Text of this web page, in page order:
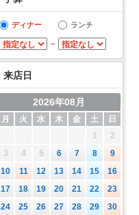
ディナー ランチ
～
来店日
2026年08月
月 火 水 木 金 土
日
1
2
3
4 5 6 7 8
9
10
11 12 13 14 15
16
17
18 19 20 21 22
23
24
25 26 27 28 29
30